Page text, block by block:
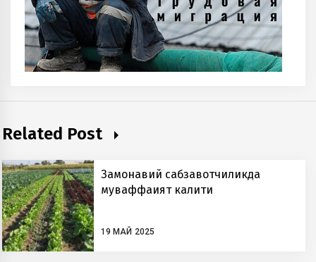
Related Post
Замонавий сабзавотчиликда
муваффақият калити
19 МАЙ 2025